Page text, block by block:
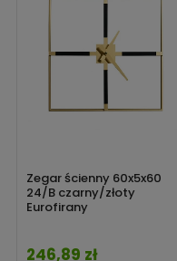
Zegar ścienny 60x5x60
24/B czarny/złoty
Eurofirany
Cena
246,89 zł